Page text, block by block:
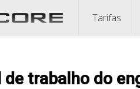
Tarifas
de trabalho do